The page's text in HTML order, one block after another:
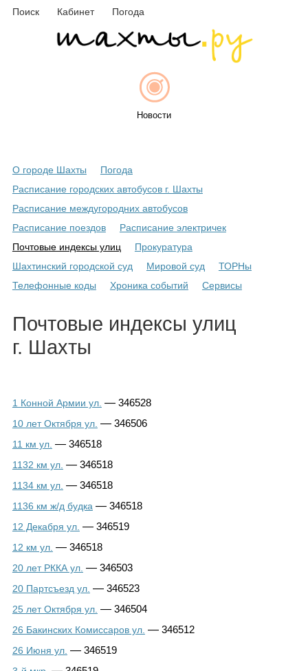
Поиск Кабинет Погода
Новости
Объявления
Карты
Фотогалерея
О городе Шахты
Погода
Расписание городских автобусов г. Шахты
Расписание междугородних автобусов
Расписание поездов
Расписание электричек
Почтовые индексы улиц
Прокуратура
Шахтинский городской суд
Мировой суд
ТОРНы
Телефонные коды
Хроника событий Сервисы
Почтовые индексы улиц
г. Шахты
1 Конной Армии ул. — 346528
10 лет Октября ул. — 346506
11 км ул. — 346518
1132 км ул. — 346518
1134 км ул. — 346518
1136 км ж/д будка — 346518
12 Декабря ул. — 346519
12 км ул. — 346518
20 лет РККА ул. — 346503
20 Партсъезд ул. — 346523
25 лет Октября ул. — 346504
26 Бакинских Комиссаров ул. — 346512
26 Июня ул. — 346519